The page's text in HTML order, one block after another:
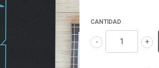
CANTIDAD
+
-